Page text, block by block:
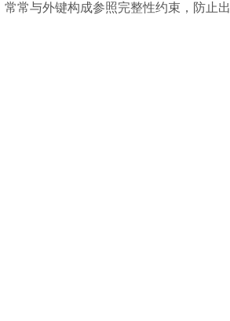
常与外键构成参照完整性约束，防止